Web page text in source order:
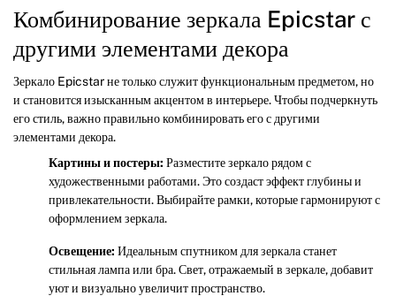
Комбинирование зеркала Epicstar с
другими элементами декора
Зеркало Epicstar не только служит функциональным предметом, но
и становится изысканным акцентом в интерьере. Чтобы подчеркнуть
его стиль, важно правильно комбинировать его с другими
элементами декора.
Картины и постеры: Разместите зеркало рядом с
художественными работами. Это создаст эффект глубины и
привлекательности. Выбирайте рамки, которые гармонируют с
оформлением зеркала.
Освещение: Идеальным спутником для зеркала станет
стильная лампа или бра. Свет, отражаемый в зеркале, добавит
уют и визуально увеличит пространство.